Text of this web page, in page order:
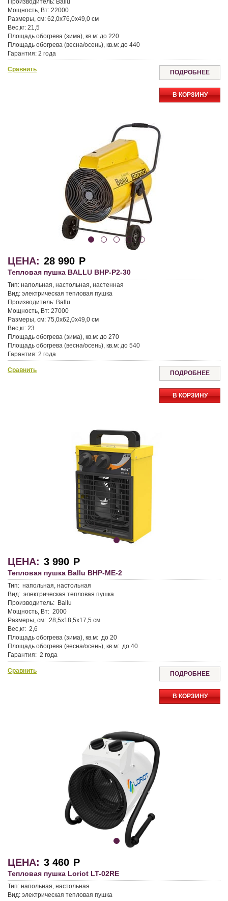
Производитель: Ballu
Мощность, Вт: 22000
Размеры, см: 62,0x76,0x49,0 см
Вес,кг: 21,5
Площадь обогрева (зима), кв.м: до 220
Площадь обогрева (весна/осень), кв.м: до 440
Гарантия: 2 года
Сравнить ПОДРОБНЕЕ
В КОРЗИНУ
ЦЕНА: 28 990 Р
Тепловая пушка BALLU BHP-P2-30
Тип: напольная, настольная, настенная
Вид: электрическая тепловая пушка
Производитель: Ballu
Мощность, Вт: 27000
Размеры, см: 75,0x62,0x49,0 см
Вес,кг: 23
Площадь обогрева (зима), кв.м: до 270
Площадь обогрева (весна/осень), кв.м: до 540
Гарантия: 2 года
Сравнить ПОДРОБНЕЕ
В КОРЗИНУ
ЦЕНА: 3 990 Р
Тепловая пушка Ballu BHP-ME-2
Тип: напольная, настольная
Вид: электрическая тепловая пушка
Производитель: Ballu
Мощность, Вт: 2000
Размеры, см: 28,5x18,5x17,5 см
Вес,кг: 2,6
Площадь обогрева (зима), кв.м: до 20
Площадь обогрева (весна/осень), кв.м: до 40
Гарантия: 2 года
Сравнить ПОДРОБНЕЕ
В КОРЗИНУ
ЦЕНА: 3 460 Р
Тепловая пушка Loriot LT-02RE
Тип: напольная, настольная
Вид: электрическая тепловая пушка